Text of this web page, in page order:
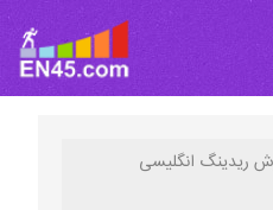
ریدینگ انگلیسی